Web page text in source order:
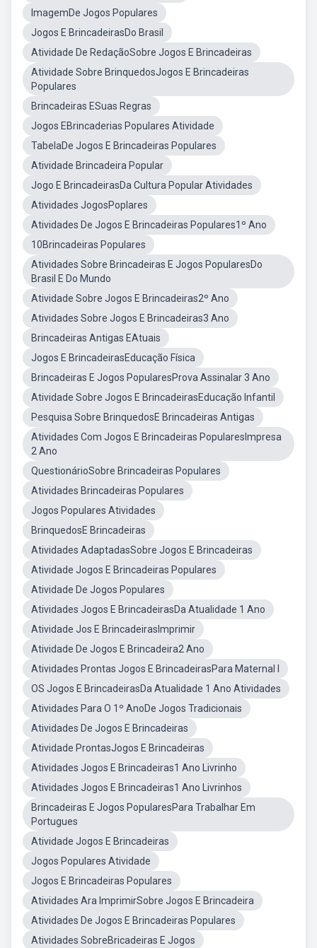
ImagemDe Jogos Populares
Jogos E BrincadeirasDo Brasil
Atividade De RedaçãoSobre Jogos E Brincadeiras
Atividade Sobre BrinquedosJogos E Brincadeiras
Populares
Brincadeiras ESuas Regras
Jogos EBrincaderias Populares Atividade
TabelaDe Jogos E Brincadeiras Populares
Atividade Brincadeira Popular
Jogo E BrincadeirasDa Cultura Popular Atividades
Atividades JogosPoplares
Atividades De Jogos E Brincadeiras Populares1º Ano
10Brincadeiras Populares
Atividades Sobre Brincadeiras E Jogos PopularesDo
Brasil E Do Mundo
Atividade Sobre Jogos E Brincadeiras2º Ano
Atividades Sobre Jogos E Brincadeiras3 Ano
Brincadeiras Antigas EAtuais
Jogos E BrincadeirasEducação Física
Brincadeiras E Jogos PopularesProva Assinalar 3 Ano
Atividade Sobre Jogos E BrincadeirasEducação Infantil
Pesquisa Sobre BrinquedosE Brincadeiras Antigas
Atividades Com Jogos E Brincadeiras PopularesImpresa
2 Ano
QuestionárioSobre Brincadeiras Populares
Atividades Brincadeiras Populares
Jogos Populares Atividades
BrinquedosE Brincadeiras
Atividades AdaptadasSobre Jogos E Brincadeiras
Atividade Jogos E Brincadeiras Populares
Atividade De Jogos Populares
Atividades Jogos E BrincadeirasDa Atualidade 1 Ano
Atividade Jos E BrincadeirasImprimir
Atividade De Jogos E Brincadeira2 Ano
Atividades Prontas Jogos E BrincadeirasPara Maternal I
OS Jogos E BrincadeirasDa Atualidade 1 Ano Atividades
Atividades Para O 1º AnoDe Jogos Tradicionais
Atividades De Jogos E Brincadeiras
Atividade ProntasJogos E Brincadeiras
Atividades Jogos E Brincadeiras1 Ano Livrinho
Atividades Jogos E Brincadeiras1 Ano Livrinhos
Brincadeiras E Jogos PopularesPara Trabalhar Em
Portugues
Atividade Jogos E Brincadeiras
Jogos Populares Atividade
Jogos E Brincadeiras Populares
Atividades Ara ImprimirSobre Jogos E Brincadeira
Atividades De Jogos E Brincadeiras Populares
Atividades SobreBricadeiras E Jogos